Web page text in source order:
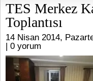
TES Merkez
Toplantısı
14 Nisan 2014,
| 0 yorum